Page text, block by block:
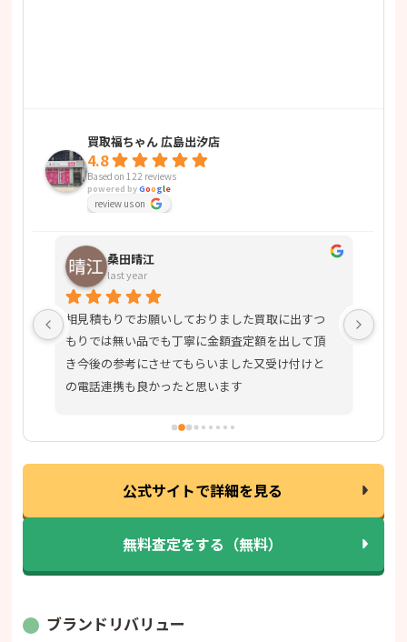
買取福ちゃん 広島出汐店
4.8
Based on 122 reviews
powered byGoogle
review us on
桑田晴江
last year
相見積もりでお願いしておりました買取に出すつ
もりでは無い品でも丁寧に金額査定額を出して頂
き今後の参考にさせてもらいました又受け付けと
の電話連携も良かったと思います
公式サイトで詳細を見る
無料査定をする（無料）
ブランドリバリュー